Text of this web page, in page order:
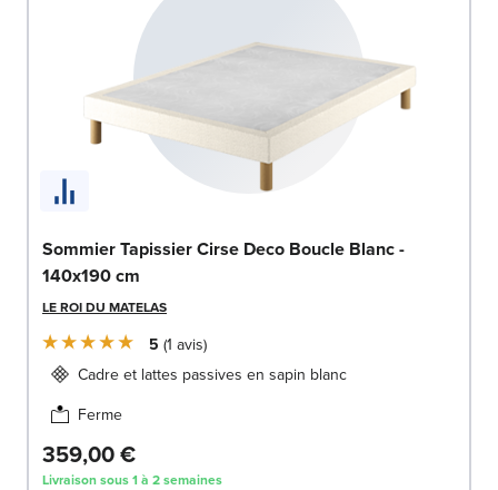
Sommier Tapissier Cirse Deco Boucle Blanc -
140x190 cm
LE ROI DU MATELAS
5 1 avis
Cadre et lattes passives en sapin blanc
Ferme
359,00 €
Livraison sous 1 à 2 semaines